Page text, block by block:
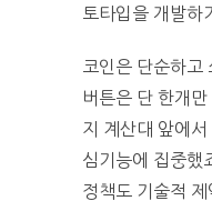
토타입을 개발하
코인은 단순하고
버튼은 단 한개
지 계산대 앞에
심기능에 집중했
정책도 기술적